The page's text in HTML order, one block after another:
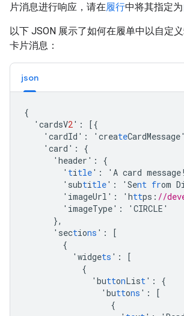
片消息进行响应，请在履行中将其指定为
以下 JSON 展示了如何在履单中以自定
卡片消息：
json
{
'cardsV2 ' :
[{
'cardId' : 'createCardMessage'
'card' :
{
'header' :
{
' title' : 'A card
'subtitle' : 'Sent from
'imageUrl' : 'https : //
'imageType' :
'CIRCLE'
},
'sections ' :
[
{
'widgets ' :
[
{
'buttonList ' :
{
'buttons ' :
[
{